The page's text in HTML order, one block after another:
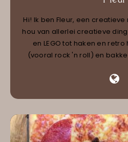
Hi! Ik ben Fleur, een
hou van allerlei creatieve
en LEGO tot haken en
(vooral rock 'n roll) en